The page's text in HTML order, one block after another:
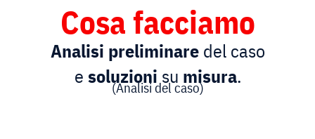
Cosa facciamo​
Analisi preliminaredel caso
e soluzioni su misura.
(Analisi del caso)